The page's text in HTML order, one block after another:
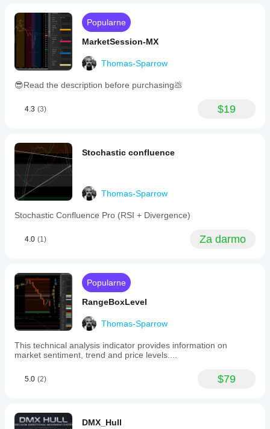
Great for
spotting
quick
trend
flips, but
filters to
avoid
false
choppy
Popularne
MarketSession-MX
Thomas-Sparrow
😎Read the description before purchasing💩
4.3 (3) $19
Stochastic confluence
Thomas-Sparrow
Stochastic Confluence Pro (RSI + Divergence)
4.0 (1) Za darmo
Popularne
RangeBoxLevel
Thomas-Sparrow
This technical analysis indicator provides information on
market sentiment, trend and price levels....
5.0 (2) $79
DMX_Hull